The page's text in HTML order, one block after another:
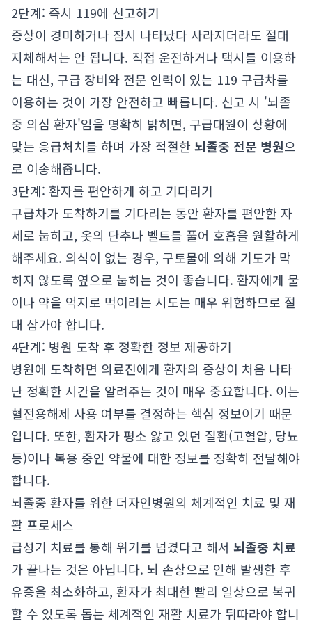
2단계: 즉시 119에 신고하기
증상이 경미하거나 잠시 나타났다 사라지더라도 절대
지체해서는 안 됩니다. 직접 운전하거나 택시를 이용하
는 대신, 구급 장비와 전문 인력이 있는 119 구급차를
이용하는 것이 가장 안전하고 빠릅니다. 신고 시 '뇌졸
중 의심 환자'임을 명확히 밝히면, 구급대원이 상황에
맞는 응급처치를 하며 가장 적절한 뇌졸중 전문 병원으
로 이송해줍니다.
3단계: 환자를 편안하게 하고 기다리기
구급차가 도착하기를 기다리는 동안 환자를 편안한 자
세로 눕히고, 옷의 단추나 벨트를 풀어 호흡을 원활하게
해주세요. 의식이 없는 경우, 구토물에 의해 기도가 막
히지 않도록 옆으로 눕히는 것이 좋습니다. 환자에게 물
이나 약을 억지로 먹이려는 시도는 매우 위험하므로 절
대 삼가야 합니다.
4단계: 병원 도착 후 정확한 정보 제공하기
병원에 도착하면 의료진에게 환자의 증상이 처음 나타
난 정확한 시간을 알려주는 것이 매우 중요합니다. 이는
혈전용해제 사용 여부를 결정하는 핵심 정보이기 때문
입니다. 또한, 환자가 평소 앓고 있던 질환(고혈압, 당뇨
등)이나 복용 중인 약물에 대한 정보를 정확히 전달해야
합니다.
뇌졸중 환자를 위한 더자인병원의 체계적인 치료 및 재
활 프로세스
급성기 치료를 통해 위기를 넘겼다고 해서 뇌졸중 치료
가 끝나는 것은 아닙니다. 뇌 손상으로 인해 발생한 후
유증을 최소화하고, 환자가 최대한 빨리 일상으로 복귀
할 수 있도록 돕는 체계적인 재활 치료가 뒤따라야 합니